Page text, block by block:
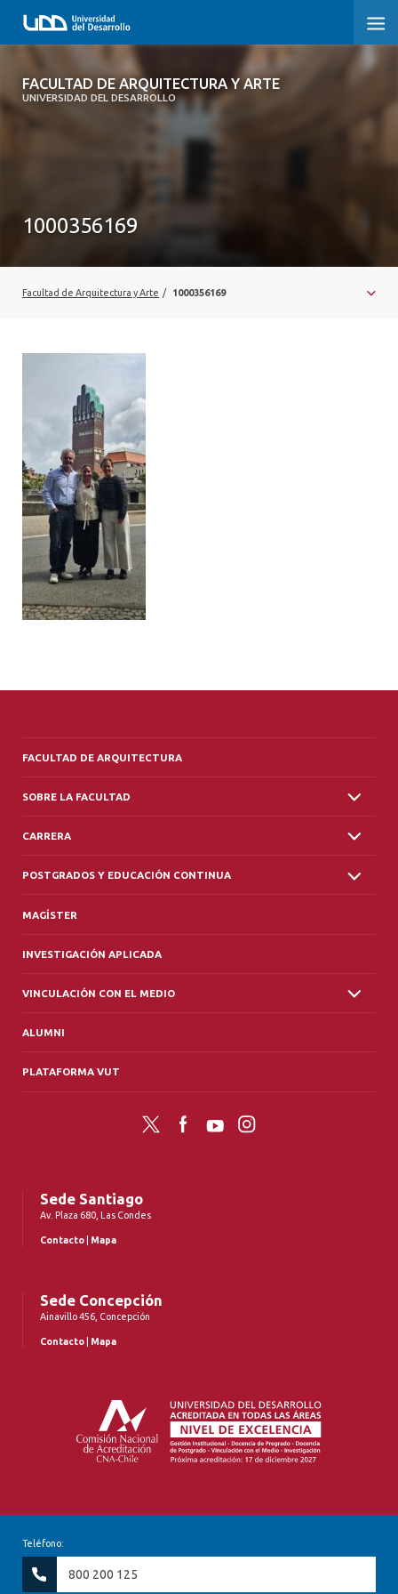
FACULTAD DE ARQUITECTURA Y ARTE
UNIVERSIDAD DEL DESARROLLO
FACULTAD DE ARQUITECTURA Y ARTE
PLATAFORMA VUT
1000356169
Facultad de Arquitectura y Arte / 1000356169
FACULTAD DE ARQUITECTURA
SOBRE LA FACULTAD
CARRERA
POSTGRADOS Y EDUCACIÓN CONTINUA
MAGÍSTER
INVESTIGACIÓN APLICADA
VINCULACIÓN CON EL MEDIO
ALUMNI
PLATAFORMA VUT
Twitter FacebookYouTubeInstagram
Sede Santiago
Av. Plaza 680, Las Condes
Contacto Mapa
Sede Concepción
Ainavillo 456, Concepción
Contacto Mapa
Teléfono:
800 200 125